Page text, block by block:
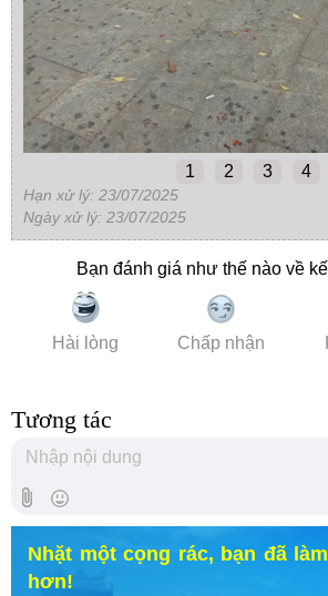
1 2 3 4
Hạn xử lý: 23/07/2025
Ngày xử lý: 23/07/2025
Bạn đánh giá như thế nào về
Hài lòng Chấp nhận
Tương tác
Nhặt một cọng rác, bạn đã
hơn!